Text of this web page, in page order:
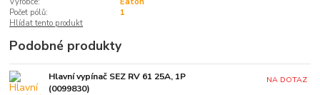
Počet pólů:
1
Hlídat tento produkt
Podobné produkty
Hlavní vypínač SEZ RV 61 25A, 1P
(0099830)
NA DOTAZ